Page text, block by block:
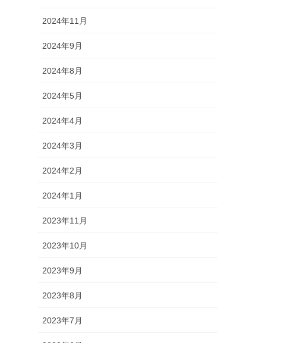
2024年11月
2024年9月
2024年8月
2024年5月
2024年4月
2024年3月
2024年2月
2024年1月
2023年11月
2023年10月
2023年9月
2023年8月
2023年7月